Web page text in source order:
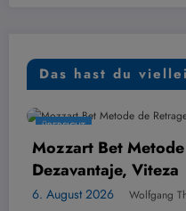
Das hast du
Bet Metode de
Viteza
2026 Wolfgang Thiemann